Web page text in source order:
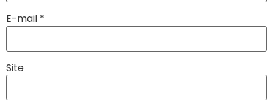
E-mail *
Site